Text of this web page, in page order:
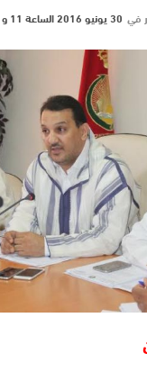
في 30 يونيو 2016 الساعة 11 و 03 دقيقة